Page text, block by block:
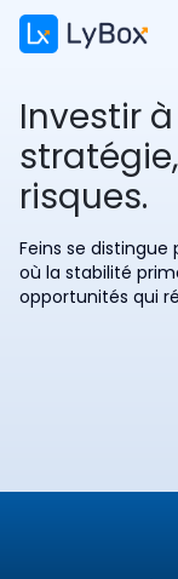
Investir à
risques.
Feins se
où la stabilité
opportunités qui